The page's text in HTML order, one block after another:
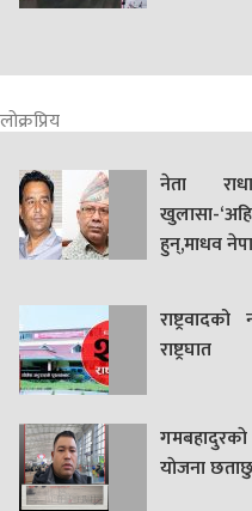
लोक्रप्रिय
नेता
खुलासा-
हुन्,माधव
राष्ट्रघात
याेजना